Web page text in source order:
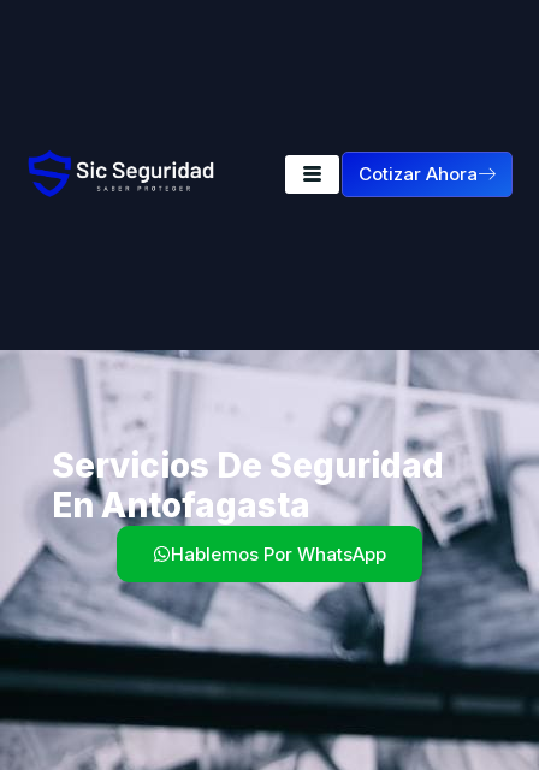
Cotizar Ahora
Servicios De Seguridad
En Antofagasta
Hablemos Por WhatsApp